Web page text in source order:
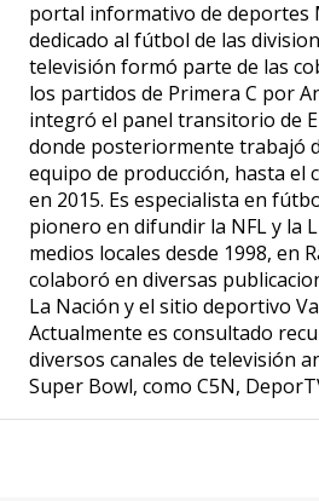
portal informativo de deportes
dedicado al fútbol de las
televisión formó parte de las
los partidos de Primera C por
integró el panel transitorio de
donde posteriormente trabajó
equipo de producción, hasta el
en 2015. Es especialista en
pionero en difundir la NFL y la
medios locales desde 1998, en
colaboró en diversas
La Nación y el sitio deportivo
Actualmente es consultado
diversos canales de televisión
Super Bowl, como C5N,